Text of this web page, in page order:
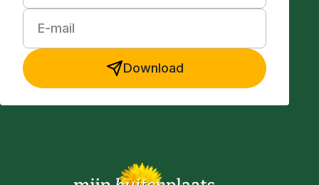
E-mail
Download